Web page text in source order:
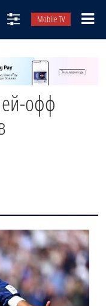
Mobile TV
офф